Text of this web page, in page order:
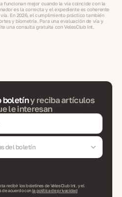
funcionan mejor cuando la vía coincide con la
es la correcta y el expediente es coherente
En 2026, el cumplimiento práctico también
y biometría. Para una evaluación de vía y
una consulta gratuita con VelesClub Int.
boletíny reciba artículos
le interesan
del boletín
recibir los boletines de VelesClub Int. y el
de acuerdo conla política de privacidad